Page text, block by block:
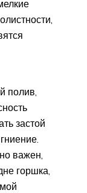
полив,
застой
важен,
горшка,